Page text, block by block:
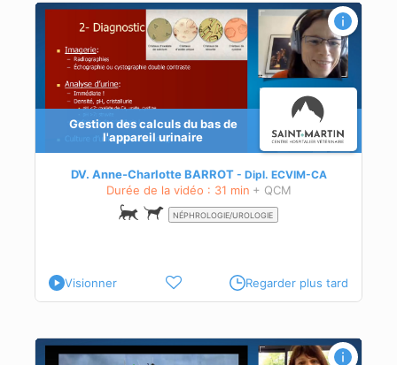
Gestion des calculs du bas de
l'appareil urinaire
DV. Anne-Charlotte BARROT Dipl. ECVIM-CA
Durée de la vidéo : 31 min + QCM
NÉPHROLOGIE/UROLOGIE
Visionner Regarder plus tard